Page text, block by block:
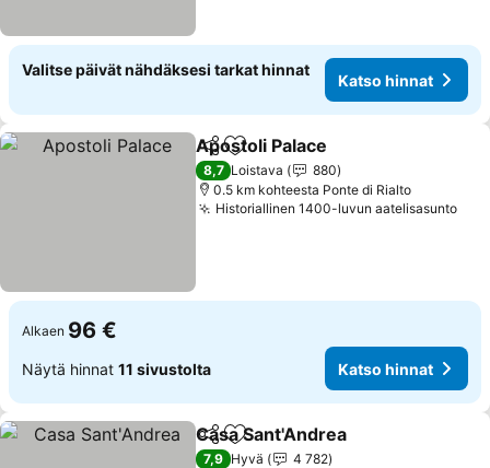
Valitse päivät nähdäksesi tarkat hinnat
Katso hinnat
Jaa Lisää suosikkeihin
Apostoli Palace
8,7 Loistava
880
0.5 km kohteesta Ponte di Rialto
Historiallinen 1400-luvun aatelisasunto
Alkaen 96 €
Näytä hinnat 11 sivustolta Katso hinnat
Jaa Lisää suosikkeihin
Casa Sant'Andrea
7,9 Hyvä
4 782